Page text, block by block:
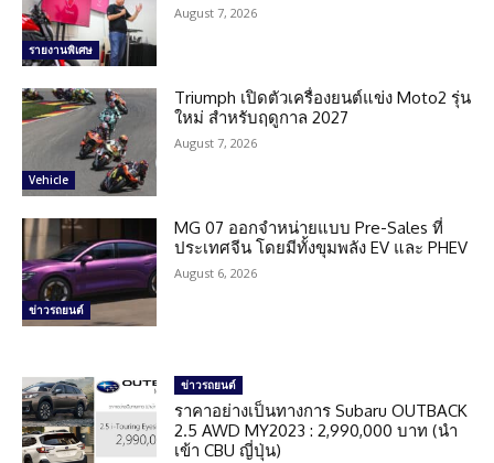
รายงานพิเศษ
August 7, 2026
Vehicle
Triumph เปิดตัวเครื่องยนต์แข่ง Moto2 รุ่น
ใหม่ สำหรับฤดูกาล 2027
August 7, 2026
ข่าวรถยนต์
MG 07 ออกจำหน่ายแบบ Pre-Sales ที่
ประเทศจีน โดยมีทั้งขุมพลัง EV และ PHEV
August 6, 2026
ข่าวรถยนต์
ราคาอย่างเป็นทางการ Subaru OUTBACK
2.5 AWD MY2023 : 2,990,000 บาท (นำ
เข้า CBU ญี่ปุ่น)